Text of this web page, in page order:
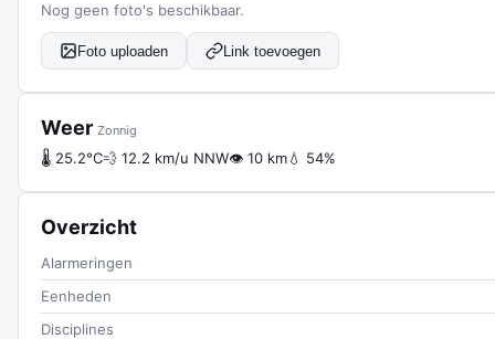
Nog geen foto's beschikbaar.
Foto uploaden Link toevoegen
Weer Zonnig
🌡 25.2°C💨 12.2 km/u NNW👁 10 km💧 54%
Overzicht
Alarmeringen
Eenheden
Disciplines